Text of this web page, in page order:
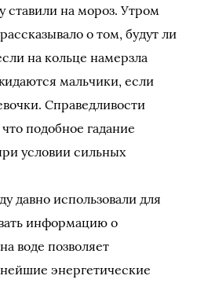
ставили на мороз. Утром
о том, будут ли
на кольце намерзла
мальчики, если
Справедливости
подобное гадание
условии сильных
давно использовали для
информацию о
воде позволяет
энергетические